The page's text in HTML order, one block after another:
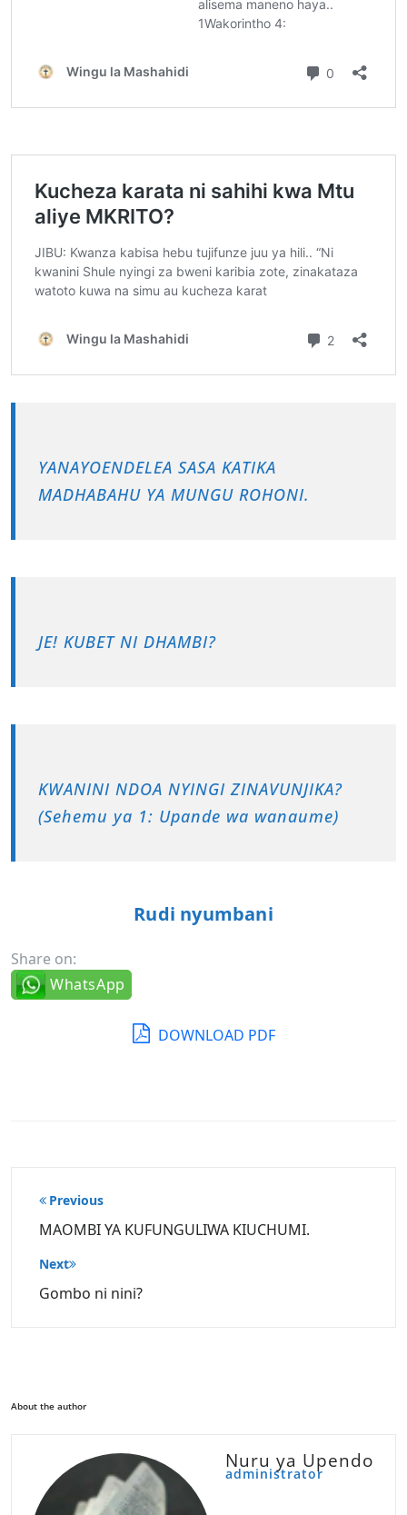
YANAYOENDELEA SASA KATIKA
MADHABAHU YA MUNGU ROHONI.
JE! KUBET NI DHAMBI?
KWANINI NDOA NYINGI ZINAVUNJIKA?
(Sehemu ya 1: Upande wa wanaume)
Rudi nyumbani
Share on:
WhatsApp
DOWNLOAD PDF
Post
navigation
Previous
MAOMBI YA KUFUNGULIWA KIUCHUMI.
Next
Gombo ni nini?
About the author
Nuru ya Upendo
administrator